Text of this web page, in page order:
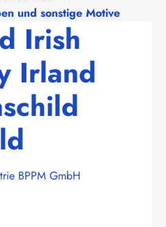
und sonstige Motive
Irish
Irland
BPPM GmbH